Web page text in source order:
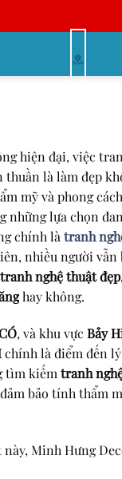
Chỉ Mua
hiện đại, việc
thuần là làm đẹp
mỹ và phong
những lựa chọn
chính là tranh
nhiều người
tranh nghệ thuật
hay không.
, và khu vực Bảy
chính là điểm đến
tìm kiếm tranh
bảo tính thẩm
Minh Hưng